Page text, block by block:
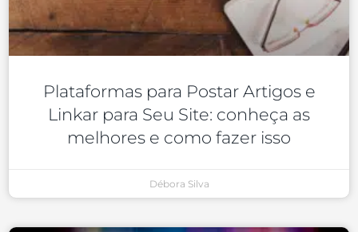
Plataformas para Postar Artigos e
Linkar para Seu Site: conheça as
melhores e como fazer isso
Débora Silva